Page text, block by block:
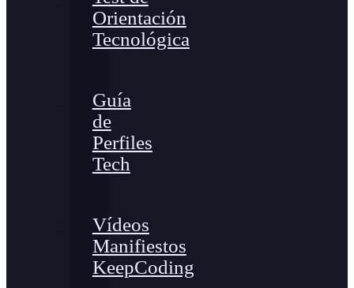
Orientación
Tecnológica
Guía
de
Perfiles
Tech
Vídeos
Manifiestos
KeepCoding